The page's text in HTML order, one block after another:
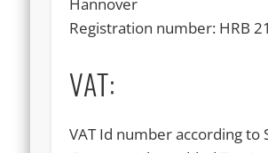
Hannover
Registration number: HRB
VAT:
VAT Id number according to